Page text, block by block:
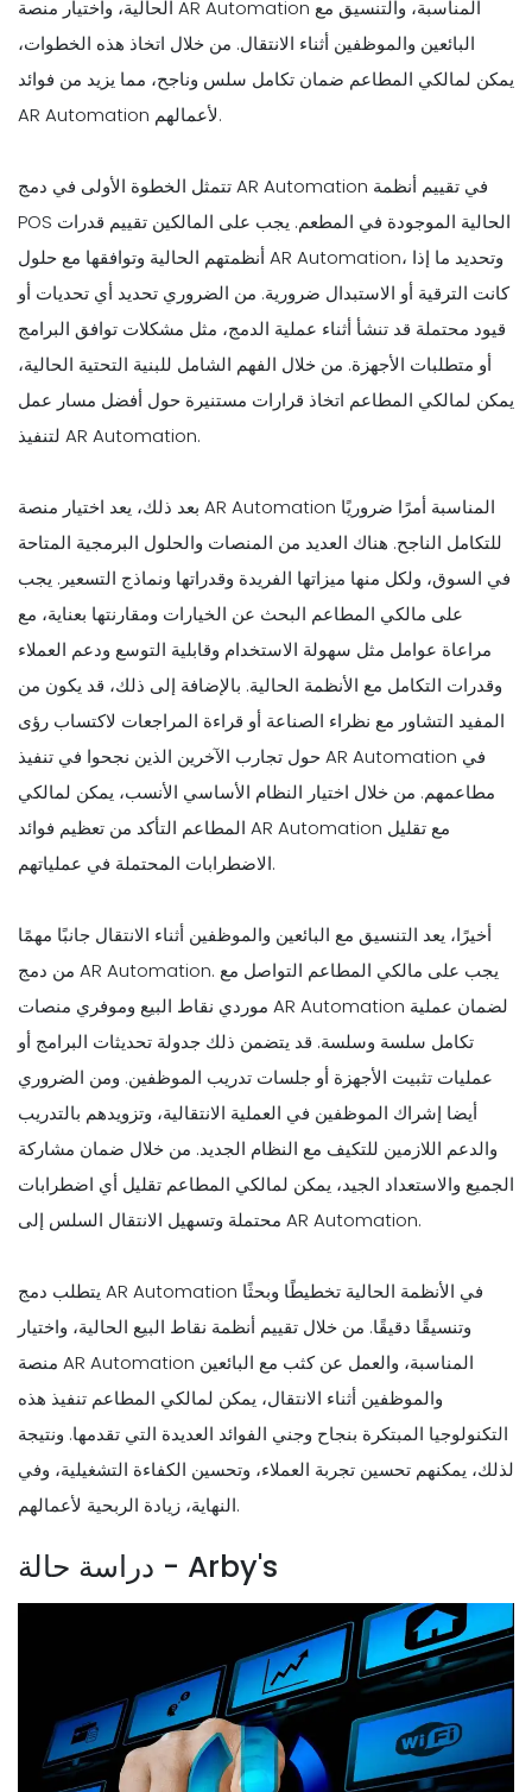
الحالية، واختيار منصة AR Automation المناسبة، والتنسيق مع
البائعين والموظفين أثناء الانتقال. من خلال اتخاذ هذه الخطوات،
يمكن لمالكي المطاعم ضمان تكامل سلس وناجح، مما يزيد من فوائد
AR Automation لأعمالهم.
تتمثل الخطوة الأولى في دمج AR Automation في تقييم أنظمة
POS الحالية الموجودة في المطعم. يجب على المالكين تقييم قدرات
أنظمتهم الحالية وتوافقها مع حلول AR Automation، وتحديد ما إذا
كانت الترقية أو الاستبدال ضرورية. من الضروري تحديد أي تحديات أو
قيود محتملة قد تنشأ أثناء عملية الدمج، مثل مشكلات توافق البرامج
أو متطلبات الأجهزة. من خلال الفهم الشامل للبنية التحتية الحالية،
يمكن لمالكي المطاعم اتخاذ قرارات مستنيرة حول أفضل مسار عمل
لتنفيذ AR Automation.
بعد ذلك، يعد اختيار منصة AR Automation المناسبة أمرًا ضروريًا
للتكامل الناجح. هناك العديد من المنصات والحلول البرمجية المتاحة
في السوق، ولكل منها ميزاتها الفريدة وقدراتها ونماذج التسعير. يجب
على مالكي المطاعم البحث عن الخيارات ومقارنتها بعناية، مع
مراعاة عوامل مثل سهولة الاستخدام وقابلية التوسع ودعم العملاء
وقدرات التكامل مع الأنظمة الحالية. بالإضافة إلى ذلك، قد يكون من
المفيد التشاور مع نظراء الصناعة أو قراءة المراجعات لاكتساب رؤى
حول تجارب الآخرين الذين نجحوا في تنفيذ AR Automation في
مطاعمهم. من خلال اختيار النظام الأساسي الأنسب، يمكن لمالكي
المطاعم التأكد من تعظيم فوائد AR Automation مع تقليل
الاضطرابات المحتملة في عملياتهم.
أخيرًا، يعد التنسيق مع البائعين والموظفين أثناء الانتقال جانبًا مهمًا
من دمج AR Automation. يجب على مالكي المطاعم التواصل مع
موردي نقاط البيع وموفري منصات AR Automation لضمان عملية
تكامل سلسة وسلسة. قد يتضمن ذلك جدولة تحديثات البرامج أو
عمليات تثبيت الأجهزة أو جلسات تدريب الموظفين. ومن الضروري
أيضا إشراك الموظفين في العملية الانتقالية، وتزويدهم بالتدريب
والدعم اللازمين للتكيف مع النظام الجديد. من خلال ضمان مشاركة
الجميع والاستعداد الجيد، يمكن لمالكي المطاعم تقليل أي اضطرابات
محتملة وتسهيل الانتقال السلس إلى AR Automation.
يتطلب دمج AR Automation في الأنظمة الحالية تخطيطًا وبحثًا
وتنسيقًا دقيقًا. من خلال تقييم أنظمة نقاط البيع الحالية، واختيار
منصة AR Automation المناسبة، والعمل عن كثب مع البائعين
والموظفين أثناء الانتقال، يمكن لمالكي المطاعم تنفيذ هذه
التكنولوجيا المبتكرة بنجاح وجني الفوائد العديدة التي تقدمها. ونتيجة
لذلك، يمكنهم تحسين تجربة العملاء، وتحسين الكفاءة التشغيلية، وفي
النهاية، زيادة الربحية لأعمالهم.
دراسة حالة - Arby's